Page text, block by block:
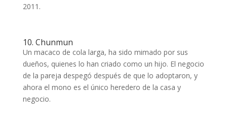
2011.
10. Chunmun
Un macaco de cola larga, ha sido mimado por sus
dueños, quienes lo han criado como un hijo. El negocio
de la pareja despegó después de que lo adoptaron, y
ahora el mono es el único heredero de la casa y
negocio.